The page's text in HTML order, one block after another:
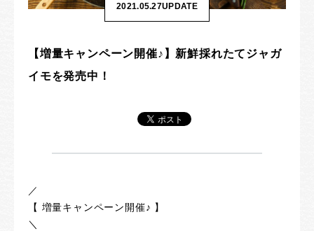
2021.05.27UPDATE
【増量キャンペーン開催♪】新鮮採れたてジャガ
イモを発売中！
／
【 増量キャンペーン開催♪ 】
＼